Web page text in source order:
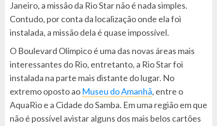
Janeiro, a missão da Rio Star não é nada simples.
Contudo, por conta da localização onde ela foi
instalada, a missão dela é quase impossível.
O Boulevard Olímpico é uma das novas áreas mais
interessantes do Rio, entretanto, a Rio Star foi
instalada na parte mais distante do lugar. No
extremo oposto ao Museu do Amanhã, entre o
AquaRio e a Cidade do Samba. Em uma região em que
não é possível avistar alguns dos mais belos cartões